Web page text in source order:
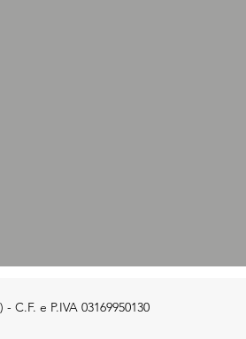
e P.IVA 03169950130